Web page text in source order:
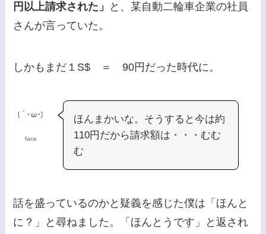
円以上請求された」
と、某自動二輪車企業の社員
さんが言っていた。
しかもまだ１S$ ＝ 90円だった時代に。
face
ほんまかいな。そうすると今は約
110円だから請求額は・・・むむ
む
話を盛っているのかと疑義を感じた僕は「ほんと
に？」と尋ねました。「ほんとうです」と返され